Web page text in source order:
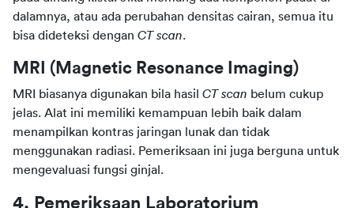
dalamnya, atau ada perubahan densitas cairan, semua itu
bisa dideteksi dengan CT scan.
MRI (Magnetic Resonance Imaging)
MRI biasanya digunakan bila hasil CT scan belum cukup
jelas. Alat ini memiliki kemampuan lebih baik dalam
menampilkan kontras jaringan lunak dan tidak
menggunakan radiasi. Pemeriksaan ini juga berguna untuk
mengevaluasi fungsi ginjal.
4. Pemeriksaan Laboratorium